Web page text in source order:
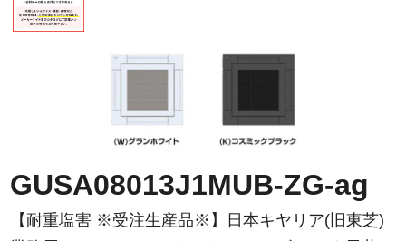
GUSA08013J1MUB-ZG-ag
【耐重塩害 ※受注生産品※】日本キヤリア(旧東芝)